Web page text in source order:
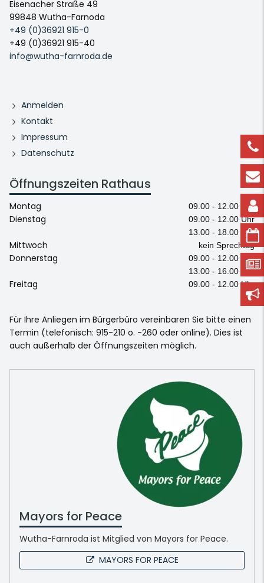
Eisenacher Straße 49
99848 Wutha-Farnoda
+49 (0)36921 915-0
+49 (0)36921 915-40
info@wutha-farnroda.de
Anmelden
Kontakt
Impressum
Datenschutz
Öffnungszeiten Rathaus
Montag 09.00 - 12.00 Uhr
Dienstag
09.00 - 12.00 Uhr
13.00 - 18.00 Uhr
Mittwoch kein Sprechtag
Donnerstag
09.00 - 12.00 Uhr
13.00 - 16.00 Uhr
Freitag 09.00 - 12.00 Uhr
Für Ihre Anliegen im Bürgerbüro vereinbaren Sie bitte einen
Termin (telefonisch: 915-210 o. -260 oder online). Dies ist
auch außerhalb der Öffnungszeiten möglich.
Mayors for Peace
Wutha-Farnroda ist Mitglied von Mayors for Peace.
MAYORS FOR PEACE